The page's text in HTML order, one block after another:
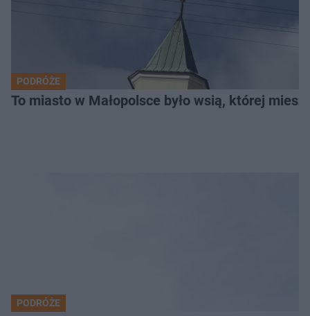
PODRÓŻE
To miasto w Małopolsce było wsią, której
PODRÓŻE